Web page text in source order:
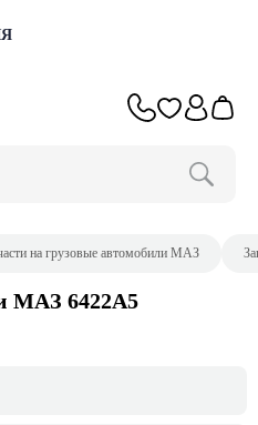
на грузовые автомобили МАЗ
МАЗ 6422A5